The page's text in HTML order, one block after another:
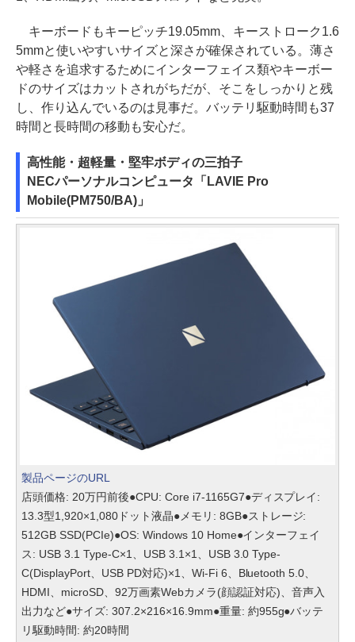
キーボードもキーピッチ19.05mm、キーストローク1.6
5mmと使いやすいサイズと深さが確保されている。薄さ
や軽さを追求するためにインターフェイス類やキーボー
ドのサイズはカットされがちだが、そこをしっかりと残
し、作り込んでいるのは見事だ。バッテリ駆動時間も37
時間と長時間の移動も安心だ。
高性能・超軽量・堅牢ボディの三拍子
NECパーソナルコンピュータ「LAVIE Pro
Mobile(PM750/BA)」
製品ページのURL
店頭価格: 20万円前後●CPU: Core i7-1165G7●ディスプレイ:
13.3型1,920×1,080ドット液晶●メモリ: 8GB●ストレージ:
512GB SSD(PCIe)●OS: Windows 10 Home●インターフェイ
ス: USB 3.1 Type-C×1、USB 3.1×1、USB 3.0 Type-
C(DisplayPort、USB PD対応)×1、Wi-Fi 6、Bluetooth 5.0、
HDMI、microSD、92万画素Webカメラ(顔認証対応)、音声入
出力など●サイズ: 307.2×216×16.9mm●重量: 約955g●バッテ
リ駆動時間: 約20時間